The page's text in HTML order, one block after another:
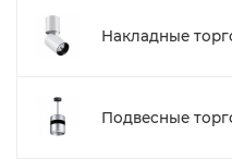
Накладные
Подвесные